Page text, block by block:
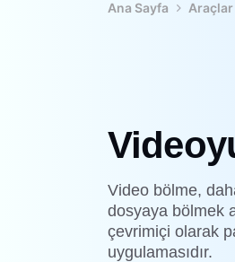
Ana Sayfa Araçlar
Video bölme,
dosyaya bölmek
çevrimiçi olarak
uygulamasıdır.